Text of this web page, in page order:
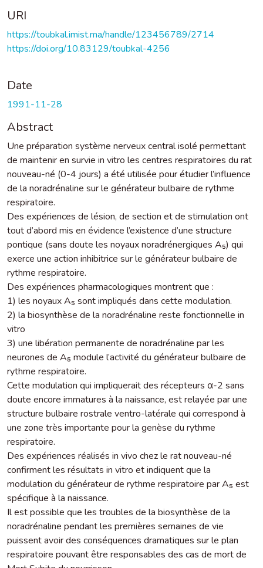
URI
https://toubkal.imist.ma/handle/123456789/2714
https://doi.org/10.83129/toubkal-4256
Date
1991-11-28
Abstract
Une préparation système nerveux central isolé permettant
de maintenir en survie in vitro les centres respiratoires du rat
nouveau-né (0-4 jours) a été utilisée pour étudier l’influence
de la noradrénaline sur le générateur bulbaire de rythme
respiratoire.
Des expériences de lésion, de section et de stimulation ont
tout d’abord mis en évidence l’existence d’une structure
pontique (sans doute les noyaux noradrénergiques A₅) qui
exerce une action inhibitrice sur le générateur bulbaire de
rythme respiratoire.
Des expériences pharmacologiques montrent que :
1) les noyaux A₅ sont impliqués dans cette modulation.
2) la biosynthèse de la noradrénaline reste fonctionnelle in
vitro
3) une libération permanente de noradrénaline par les
neurones de A₅ module l’activité du générateur bulbaire de
rythme respiratoire.
Cette modulation qui impliquerait des récepteurs α-2 sans
doute encore immatures à la naissance, est relayée par une
structure bulbaire rostrale ventro-latérale qui correspond à
une zone très importante pour la genèse du rythme
respiratoire.
Des expériences réalisés in vivo chez le rat nouveau-né
confirment les résultats in vitro et indiquent que la
modulation du générateur de rythme respiratoire par A₅ est
spécifique à la naissance.
Il est possible que les troubles de la biosynthèse de la
noradrénaline pendant les premières semaines de vie
puissent avoir des conséquences dramatiques sur le plan
respiratoire pouvant être responsables des cas de mort de